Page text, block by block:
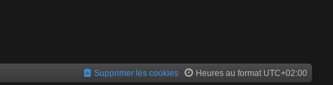
Heures au format UTC+02:00
Supprimer les cookies